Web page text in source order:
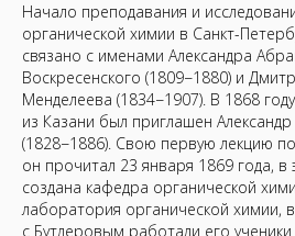
Начало преподавания и
органической химии в Санкт-
связано с именами Александра
Воскресенского (1809−1880) и
Менделеева (1834−1907). В 1868
из Казани был приглашен
(1828−1886). Свою первую лекцию
он прочитал 23 января 1869 года, в
создана кафедра органической
лаборатория органической химии,
с Бутлеровым работали его